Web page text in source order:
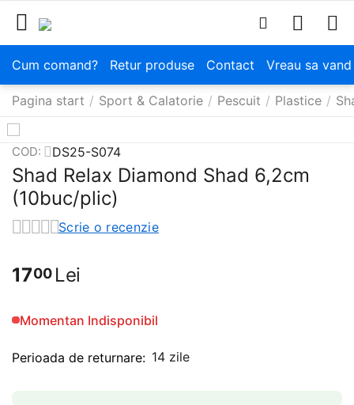
Cum comand? Retur produse Contact Vreau sa
Pagina start / Sport & Calatorie / Pescuit / Plastice /
COD: DS25-S074
Shad Relax Diamond Shad 6,2cm
(10buc/plic)
Scrie o recenzie
1700 Lei
Momentan Indisponibil
Perioada de returnare: 14 zile